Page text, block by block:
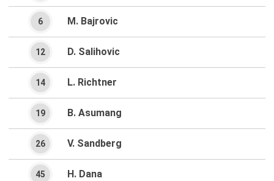
M. Bajrovic
6
D. Salihovic
12
L. Richtner
14
B. Asumang
19
V. Sandberg
26
H. Dana
45